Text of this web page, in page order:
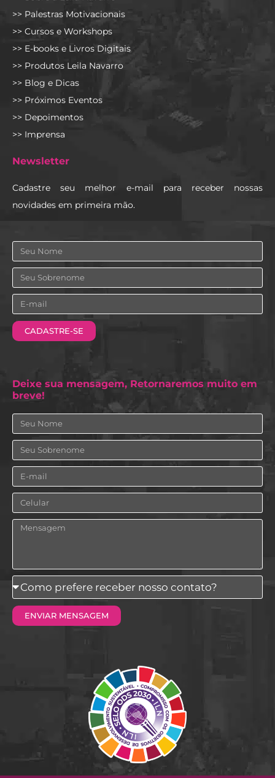
>> Palestras Motivacionais
>> Cursos e Workshops
>> E-books e Livros Digitais
>> Produtos Leila Navarro
>> Blog e Dicas
>> Próximos Eventos
>> Depoimentos
>> Imprensa
Newsletter
Cadastre seu melhor e-mail para receber nossas
novidades em primeira mão.
Nome
Sobrenome
Email
CADASTRE-SE
Deixe sua mensagem, Retornaremos muito em
breve!
Nome
Sobrenome
Email
Celular
Mensagem
Como
prefere
receber
ENVIAR MENSAGEM